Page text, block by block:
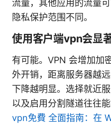
流量，其他应用的流量
隐私保护范围不同。
使用客户端vpn会显
有可能。VPN 会增加加
外开销，距离服务器越
下降越明显。选择就近
以及启用分割隧道往往
vpn免費 全面指南：在